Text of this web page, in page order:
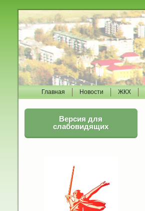
Главная Новости ЖКХ
Версия для
слабовидящих